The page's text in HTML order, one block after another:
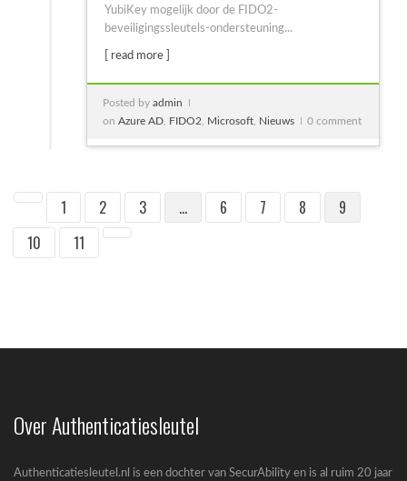
YubiKey mogelijk door de FIDO2-
beveiligingssleutels-ondersteuning...
[ read more ]
Posted by admin
on Azure AD FIDO2 Microsoft Nieuws 0 comment
1 2 3 … 6 7 8
9
10
11
Over Authenticatiesleutel
Authenticatiesleutel.nl is een dochter van SecurAbility en is al ruim 20 jaar
De adoptie van passkeys en hardware security...